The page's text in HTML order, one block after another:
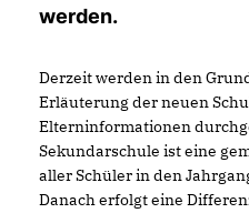
werden.
Derzeit werden in den
Erläuterung der neuen
Elterninformationen
Sekundarschule ist eine
aller Schüler in den
Danach erfolgt eine